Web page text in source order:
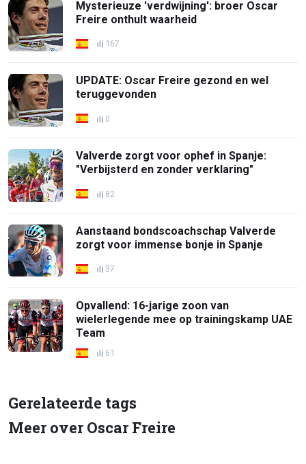
Mysterieuze 'verdwijning': broer Oscar
Freire onthult waarheid
167
UPDATE: Oscar Freire gezond en wel
teruggevonden
0
Valverde zorgt voor ophef in Spanje:
"Verbijsterd en zonder verklaring"
82
Aanstaand bondscoachschap Valverde
zorgt voor immense bonje in Spanje
37
Opvallend: 16-jarige zoon van
wielerlegende mee op trainingskamp UAE
Team
61
Gerelateerde tags
Meer over Oscar Freire